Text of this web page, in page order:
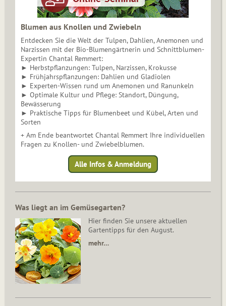
Blumen aus Knollen und Zwiebeln
Entdecken Sie die Welt der Tulpen, Dahlien, Anemonen und
Narzissen mit der Bio-Blumengärtnerin und Schnittblumen-
Expertin Chantal Remmert:
► Herbstpflanzungen: Tulpen, Narzissen, Krokusse
► Frühjahrspflanzungen: Dahlien und Gladiolen
► Experten-Wissen rund um Anemonen und Ranunkeln
► Optimale Kultur und Pflege: Standort, Düngung,
Bewässerung
► Praktische Tipps für Blumenbeet und Kübel, Arten und
Sorten
+ Am Ende beantwortet Chantal Remmert Ihre individuellen
Fragen zu Knollen- und Zwiebelblumen.
Alle Infos & Anmeldung
Was liegt an im Gemüsegarten?
Hier finden Sie unsere aktuellen
Gartentipps für den August.
mehr…